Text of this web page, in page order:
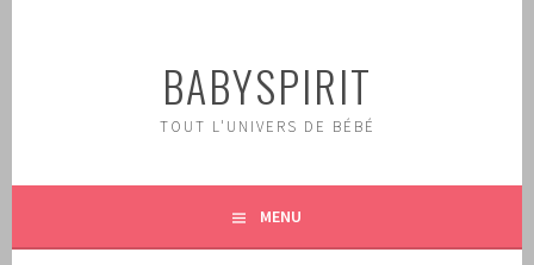
BABYSPIRIT
TOUT L'UNIVERS DE BÉBÉ
MENU